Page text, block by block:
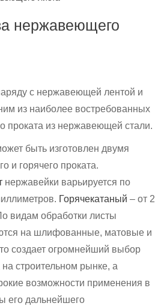
нержавеющего
с нержавеющей лентой и
из наиболее востребованных
проката из нержавеющей стали.
быть изготовлен двумя
и горячего проката.
нержавейки варьируется по
Горячекатаный – от 2
видам обработки листы
на шлифованные, матовые и
создает огромнейший выбор
строительном рынке, а
возможности применения в
его дальнейшего